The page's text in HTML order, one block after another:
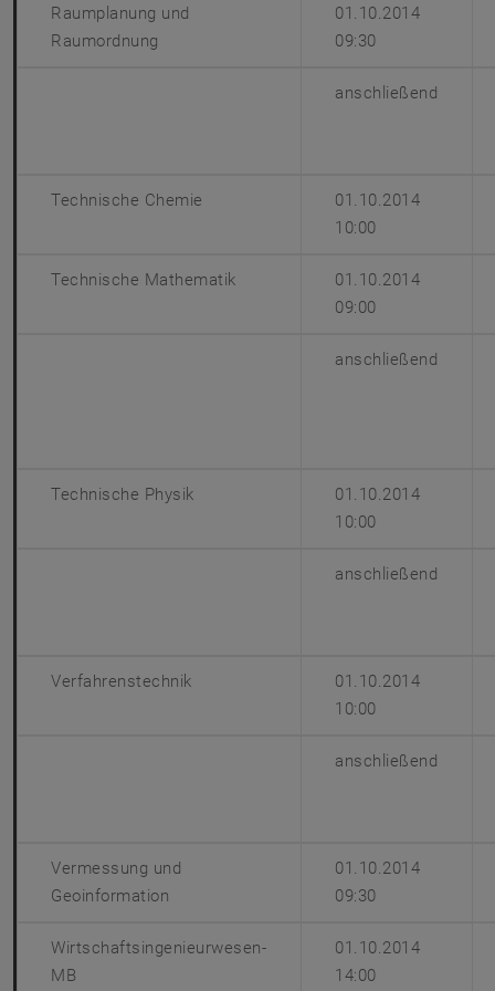
Raumplanung und
Raumordnung
01.10.2014
09:30
anschließend
Technische Chemie
01.10.2014
10:00
Technische Mathematik
01.10.2014
09:00
anschließend
Technische Physik
01.10.2014
10:00
anschließend
Verfahrenstechnik
01.10.2014
10:00
anschließend
Vermessung und
Geoinformation
01.10.2014
09:30
Wirtschaftsingenieurwesen-
MB
01.10.2014
14:00